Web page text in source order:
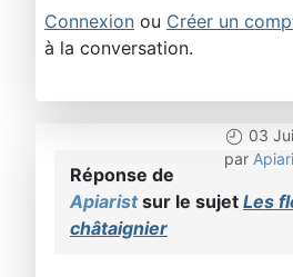
Connexion ou Créer un
à la conversation.
03
par
Réponse de
Apiaristsur le sujet Les
châtaignier